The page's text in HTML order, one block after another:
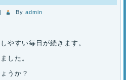
By admin
やすい毎日が続きます。
した。
うか？